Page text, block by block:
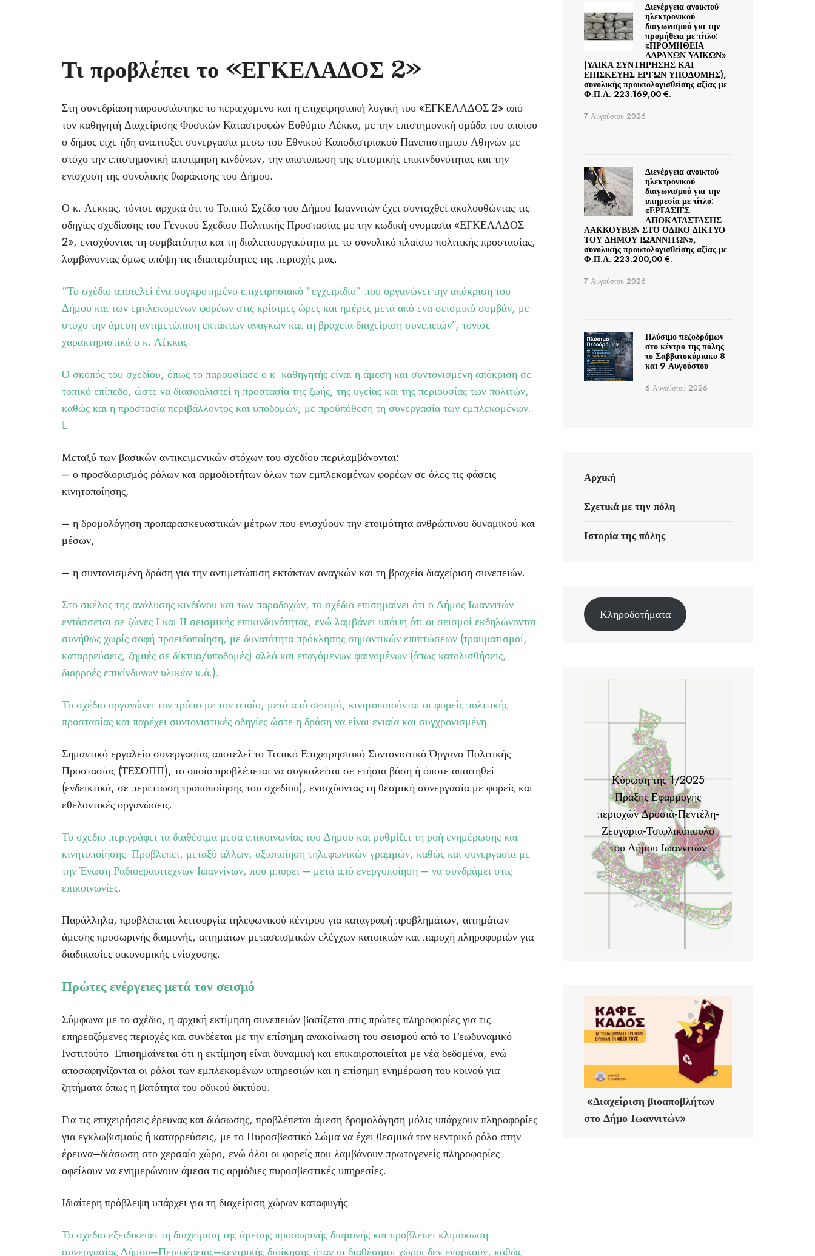
Τι προβλέπει το «ΕΓΚΕΛΑΔΟΣ 2»
Στη συνεδρίαση παρουσιάστηκε το περιεχόμενο και η επιχειρησιακή λογική του «ΕΓΚΕΛΑΔΟΣ 2» από
τον καθηγητή Διαχείρισης Φυσικών Καταστροφών Ευθύμιο Λέκκα, με την επιστημονική ομάδα του οποίου
ο δήμος είχε ήδη αναπτύξει συνεργασία μέσω του Εθνικού Καποδιστριακού Πανεπιστημίου Αθηνών με
στόχο την επιστημονική αποτίμηση κινδύνων, την αποτύπωση της σεισμικής επικινδυνότητας και την
ενίσχυση της συνολικής θωράκισης του Δήμου.
Ο κ. Λέκκας, τόνισε αρχικά ότι το Τοπικό Σχέδιο του Δήμου Ιωαννιτών έχει συνταχθεί ακολουθώντας τις
οδηγίες σχεδίασης του Γενικού Σχεδίου Πολιτικής Προστασίας με την κωδική ονομασία «ΕΓΚΕΛΑΔΟΣ
2», ενισχύοντας τη συμβατότητα και τη διαλειτουργικότητα με το συνολικό πλαίσιο πολιτικής προστασίας,
λαμβάνοντας όμως υπόψη τις ιδιαιτερότητες της περιοχής μας.
“Το σχέδιο αποτελεί ένα συγκροτημένο επιχειρησιακό “εγχειρίδιο” που οργανώνει την απόκριση του
Δήμου και των εμπλεκόμενων φορέων στις κρίσιμες ώρες και ημέρες μετά από ένα σεισμικό συμβάν, με
στόχο την άμεση αντιμετώπιση εκτάκτων αναγκών και τη βραχεία διαχείριση συνεπειών”, τόνισε
χαρακτηριστικά ο κ. Λέκκας.
Ο σκοπός του σχεδίου, όπως το παρουσίασε ο κ. καθηγητής είναι η άμεση και συντονισμένη απόκριση σε
τοπικό επίπεδο, ώστε να διασφαλιστεί η προστασία της ζωής, της υγείας και της περιουσίας των πολιτών,
καθώς και η προστασία περιβάλλοντος και υποδομών, με προϋπόθεση τη συνεργασία των εμπλεκομένων.

Μεταξύ των βασικών αντικειμενικών στόχων του σχεδίου περιλαμβάνονται:
– ο προσδιορισμός ρόλων και αρμοδιοτήτων όλων των εμπλεκομένων φορέων σε όλες τις φάσεις
κινητοποίησης,
– η δρομολόγηση προπαρασκευαστικών μέτρων που ενισχύουν την ετοιμότητα ανθρώπινου δυναμικού και
μέσων,
– η συντονισμένη δράση για την αντιμετώπιση εκτάκτων αναγκών και τη βραχεία διαχείριση συνεπειών.
Στο σκέλος της ανάλυσης κινδύνου και των παραδοχών, το σχέδιο επισημαίνει ότι ο Δήμος Ιωαννιτών
εντάσσεται σε ζώνες Ι και ΙΙ σεισμικής επικινδυνότητας, ενώ λαμβάνει υπόψη ότι οι σεισμοί εκδηλώνονται
συνήθως χωρίς σαφή προειδοποίηση, με δυνατότητα πρόκλησης σημαντικών επιπτώσεων (τραυματισμοί,
καταρρεύσεις, ζημιές σε δίκτυα/υποδομές) αλλά και επαγόμενων φαινομένων (όπως κατολισθήσεις,
διαρροές επικίνδυνων υλικών κ.ά.).
Το σχέδιο οργανώνει τον τρόπο με τον οποίο, μετά από σεισμό, κινητοποιούνται οι φορείς πολιτικής
προστασίας και παρέχει συντονιστικές οδηγίες ώστε η δράση να είναι ενιαία και συγχρονισμένη.
Σημαντικό εργαλείο συνεργασίας αποτελεί το Τοπικό Επιχειρησιακό Συντονιστικό Όργανο Πολιτικής
Προστασίας (ΤΕΣΟΠΠ), το οποίο προβλέπεται να συγκαλείται σε ετήσια βάση ή όποτε απαιτηθεί
(ενδεικτικά, σε περίπτωση τροποποίησης του σχεδίου), ενισχύοντας τη θεσμική συνεργασία με φορείς και
εθελοντικές οργανώσεις.
Το σχέδιο περιγράφει τα διαθέσιμα μέσα επικοινωνίας του Δήμου και ρυθμίζει τη ροή ενημέρωσης και
κινητοποίησης. Προβλέπει, μεταξύ άλλων, αξιοποίηση τηλεφωνικών γραμμών, καθώς και συνεργασία με
την Ένωση Ραδιοερασιτεχνών Ιωαννίνων, που μπορεί – μετά από ενεργοποίηση – να συνδράμει στις
επικοινωνίες.
Παράλληλα, προβλέπεται λειτουργία τηλεφωνικού κέντρου για καταγραφή προβλημάτων, αιτημάτων
άμεσης προσωρινής διαμονής, αιτημάτων μετασεισμικών ελέγχων κατοικιών και παροχή πληροφοριών για
διαδικασίες οικονομικής ενίσχυσης.
Πρώτες ενέργειες μετά τον σεισμό
Σύμφωνα με το σχέδιο, η αρχική εκτίμηση συνεπειών βασίζεται στις πρώτες πληροφορίες για τις
επηρεαζόμενες περιοχές και συνδέεται με την επίσημη ανακοίνωση του σεισμού από το Γεωδυναμικό
Ινστιτούτο. Επισημαίνεται ότι η εκτίμηση είναι δυναμική και επικαιροποιείται με νέα δεδομένα, ενώ
αποσαφηνίζονται οι ρόλοι των εμπλεκομένων υπηρεσιών και η επίσημη ενημέρωση του κοινού για
ζητήματα όπως η βατότητα του οδικού δικτύου.
Για τις επιχειρήσεις έρευνας και διάσωσης, προβλέπεται άμεση δρομολόγηση μόλις υπάρχουν πληροφορίες
για εγκλωβισμούς ή καταρρεύσεις, με το Πυροσβεστικό Σώμα να έχει θεσμικά τον κεντρικό ρόλο στην
έρευνα–διάσωση στο χερσαίο χώρο, ενώ όλοι οι φορείς που λαμβάνουν πρωτογενείς πληροφορίες
οφείλουν να ενημερώνουν άμεσα τις αρμόδιες πυροσβεστικές υπηρεσίες.
Ιδιαίτερη πρόβλεψη υπάρχει για τη διαχείριση χώρων καταφυγής.
Το σχέδιο εξειδικεύει τη διαχείριση της άμεσης προσωρινής διαμονής και προβλέπει κλιμάκωση
συνεργασίας Δήμου–Περιφέρειας–κεντρικής διοίκησης όταν οι διαθέσιμοι χώροι δεν επαρκούν, καθώς
Διενέργεια ανοικτού
ηλεκτρονικού
διαγωνισμού για την
προμήθεια με τίτλο:
«ΠΡΟΜΗΘΕΙΑ
ΑΔΡΑΝΩΝ ΥΛΙΚΩΝ»
(ΥΛΙΚΑ ΣΥΝΤΗΡΗΣΗΣ ΚΑΙ
ΕΠΙΣΚΕΥΗΣ ΕΡΓΩΝ ΥΠΟΔΟΜΗΣ),
συνολικής προϋπολογισθείσης αξίας με
Φ.Π.Α. 223.169,00 €.
7 Αυγούστου 2026
Διενέργεια ανοικτού
ηλεκτρονικού
διαγωνισμού για την
υπηρεσία με τίτλο:
«ΕΡΓΑΣΙΕΣ
ΑΠΟΚΑΤΑΣΤΑΣΗΣ
ΛΑΚΚΟΥΒΩΝ ΣΤΟ ΟΔΙΚΟ ΔΙΚΤΥΟ
ΤΟΥ ΔΗΜΟΥ ΙΩΑΝΝΙΤΩΝ»,
συνολικής προϋπολογισθείσης αξίας με
Φ.Π.Α. 223.200,00 €.
7 Αυγούστου 2026
Πλύσιμο πεζοδρόμων
στο κέντρο της πόλης
το Σαββατοκύριακο 8
και 9 Αυγούστου
6 Αυγούστου 2026
Αρχική
Σχετικά με την πόλη
Ιστορία της πόλης
Κληροδοτήματα
Κύρωση της 1/2025
Πράξης Εφαρμογής
περιοχών Δροσιά-Πεντέλη-
Ζευγάρια-Τσιφλικόπουλο
του Δήμου Ιωαννιτών
«Διαχείριση βιοαποβλήτων
στο Δήμο Ιωαννιτών»